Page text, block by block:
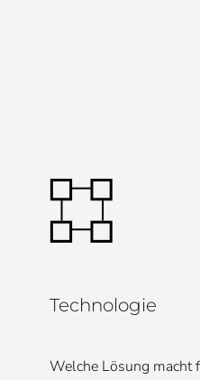
Technologie
Welche Lösung macht